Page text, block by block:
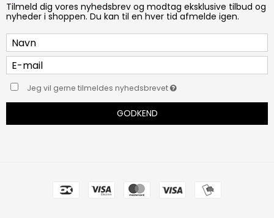
Tilmeld dig vores nyhedsbrev og modtag eksklusive tilbud og
nyheder i shoppen. Du kan til en hver tid afmelde igen.
Jeg vil gerne tilmeldes nyhedsbrevet
GODKEND